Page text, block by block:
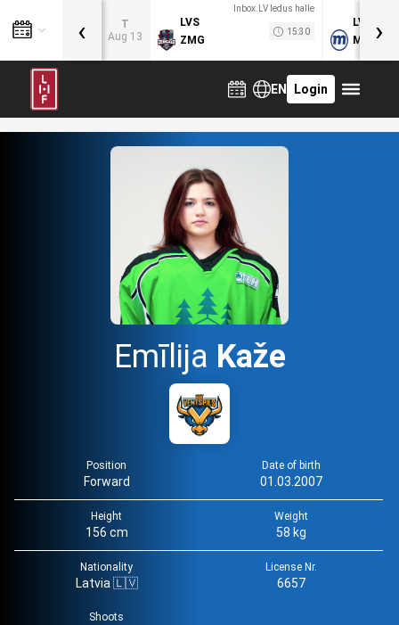
T
Aug 13
Inbox.LV ledus halle
LVS
ZMG
15:30
LVB
MOG
‹ ›
EN Login
Emīlija Kaže
Position
Forward
Date of birth
01.03.2007
Height
156 cm
Weight
58 kg
Nationality
Latvia 🇱🇻
License Nr.
6657
Shoots